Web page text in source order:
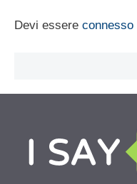
Devi essere connesso